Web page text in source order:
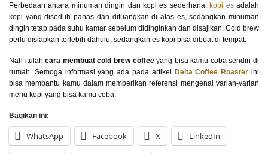
Perbedaan antara minuman dingin dan kopi es sederhana: kopi esadalah
kopi yang diseduh panas dan dituangkan di atas es, sedangkan minuman
dingin tetap pada suhu kamar sebelum didinginkan dan disajikan. Cold brew
perlu disiapkan terlebih dahulu, sedangkan es kopi bisa dibuat di tempat.
Nah itulahcara membuat cold brew coffeeyang bisa kamu coba sendiri di
rumah. Semoga informasi yang ada pada artikel
Delta Coffee Roaster ini
bisa membantu kamu dalam memberikan referensi mengenai varian-varian
menu kopi yang bisa kamu coba.
Bagikan ini:
WhatsApp Facebook X LinkedIn